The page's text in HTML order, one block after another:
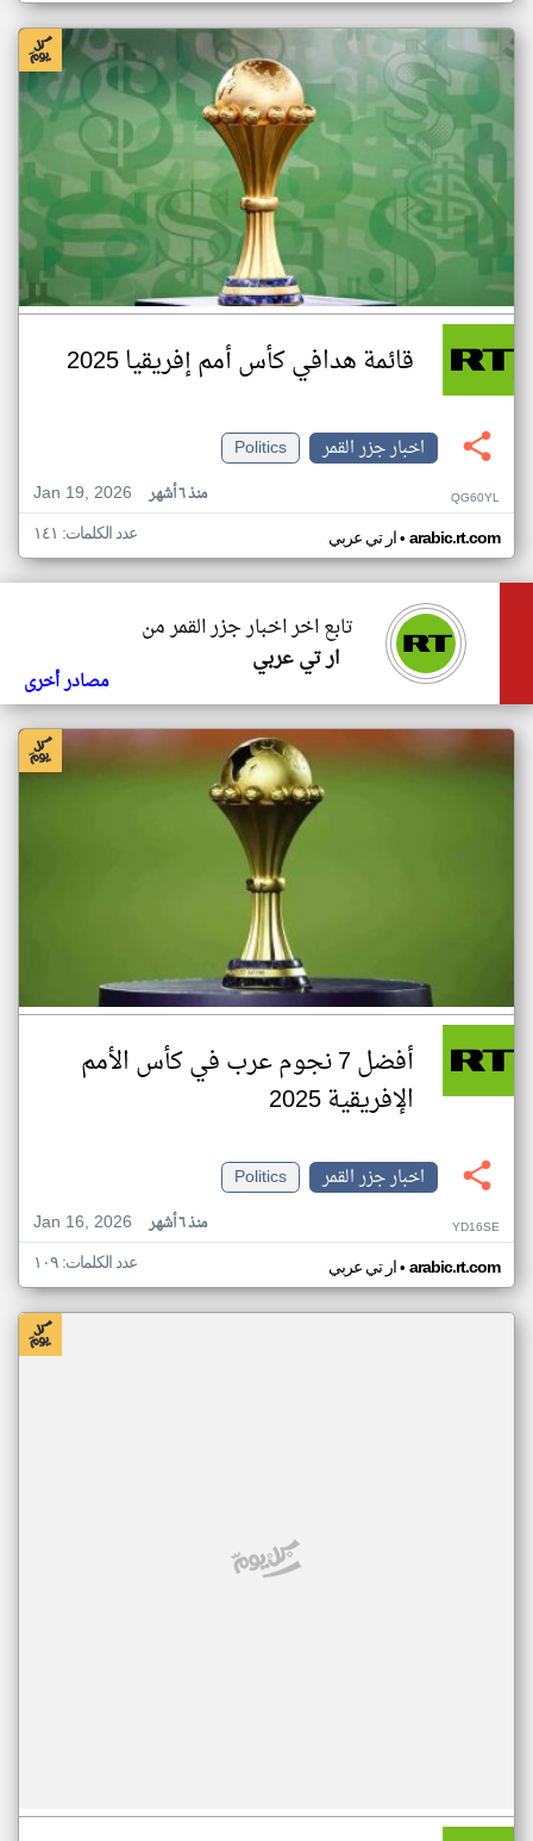
قائمة هدافي كأس أمم إفريقيا 2025
اخبار جزر القمر
Politics
Jan 19, 2026
منذ ٦ أشهر QG60YL
ار تي عربي• arabic.rt.com عدد الكلمات: ١٤١
تابع اخر اخبار جزر القمر من
ار تي عربي
مصادر أخرى
أفضل 7 نجوم عرب في كأس الأمم
الإفريقية 2025
اخبار جزر القمر
Politics
Jan 16, 2026
منذ ٦ أشهر YD16SE
ار تي عربي• arabic.rt.com عدد الكلمات: ١٠٩